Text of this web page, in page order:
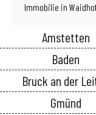
Immobilie in
Amstetten
Baden
Bruck an der
Gmünd